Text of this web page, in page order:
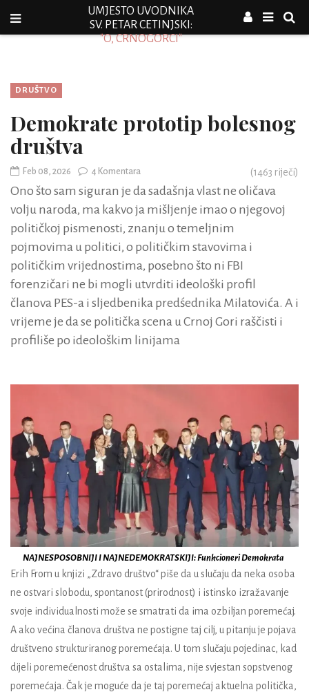
UMJESTO UVODNIKA
SV. PETAR CETINJSKI:
"O, CRNOGORCI"
DRUŠTVO
Demokrate prototip bolesnog
društva
Feb 08, 2026 4 Komentara (1463 riječi)
Ono što sam siguran je da sadašnja vlast ne oličava
volju naroda, ma kakvo ja mišljenje imao o njegovoj
političkoj pismenosti, znanju o temeljnim
pojmovima u politici, o političkim stavovima i
političkim vrijednostima, posebno što ni FBI
forenzičari ne bi mogli utvrditi ideološki profil
članova PES-a i sljedbenika predśednika Milatovića. A i
vrijeme je da se politička scena u Crnoj Gori raščisti i
profiliše po ideološkim linijama
NAJNESPOSOBNIJI I NAJNEDEMOKRATSKIJI: Funkcioneri Demokrata
Erih From u knjizi „Zdravo društvo“ piše da u slučaju da neka osoba
ne ostvari slobodu, spontanost (prirodnost) i istinsko izražavanje
svoje individualnosti može se smatrati da ima ozbiljan poremećaj.
A ako većina članova društva ne postigne taj cilj, u pitanju je pojava
društveno strukturiranog poremećaja. U tom slučaju pojedinac, kad
dijeli poremećenost društva sa ostalima, nije svjestan sopstvenog
poremećaja. Čak je moguće da je taj poremećaj aktuelna politička,